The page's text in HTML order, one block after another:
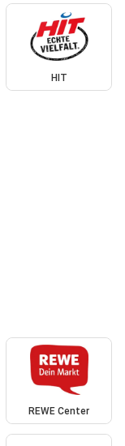
HIT
REWE Center